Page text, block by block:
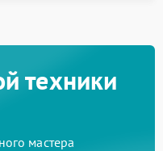
техники
мастера